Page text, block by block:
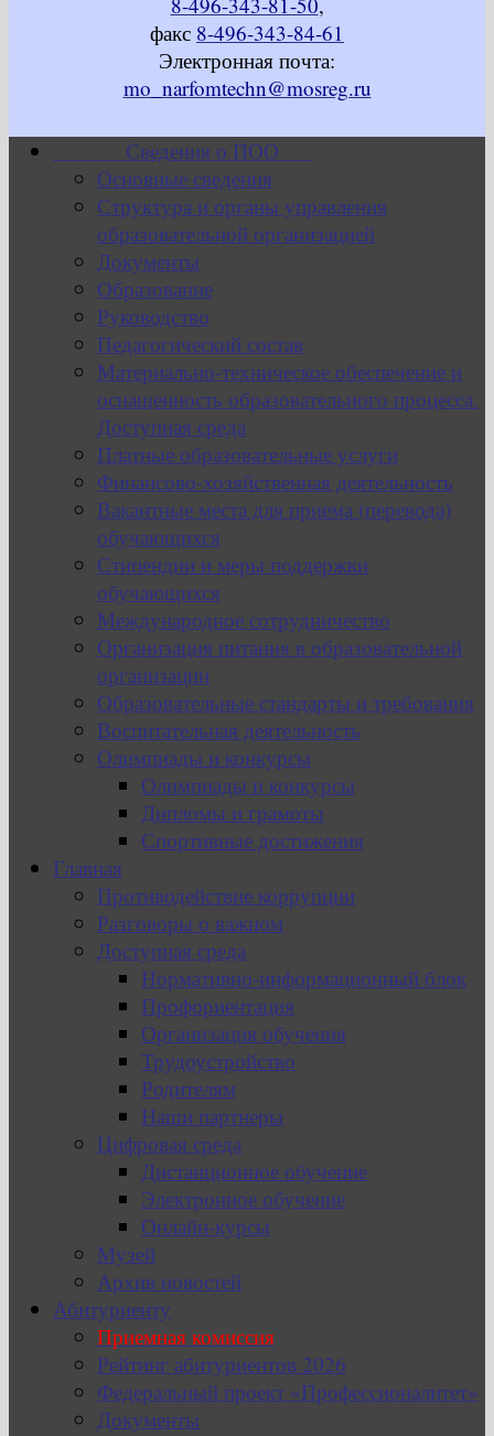
факс 8-496-343-84-61
Электронная почта:
mo_narfomtechn@mosreg.ru
Сведения о ПОО
Основные сведения
Структура и органы управления
образовательной организацией
Документы
Образование
Руководство
Педагогический состав
Материально-техническое обеспечение и
оснащенность образовательного процесса.
Доступная среда
Платные образовательные услуги
Финансово-хозяйственная деятельность
Вакантные места для приема (перевода)
обучающихся
Стипендии и меры поддержки
обучающихся
Международное сотрудничество
Организация питания в образовательной
организации
Образовательные стандарты и требования
Воспитательная деятельность
Олимпиады и конкурсы
Олимпиады и конкурсы
Дипломы и грамоты
Спортивные достижения
Главная
Противодействие коррупции
Разговоры о важном
Доступная среда
Нормативно-информационный блок
Профориентация
Организация обучения
Трудоустройство
Родителям
Наши партнеры
Цифровая среда
Дистанционное обучение
Электронное обучение
Онлайн-курсы
Музей
Архив новостей
Абитуриенту
Приемная комиссия
Рейтинг абитуриентов 2026
Федеральный проект «Профессионалитет»
Документы